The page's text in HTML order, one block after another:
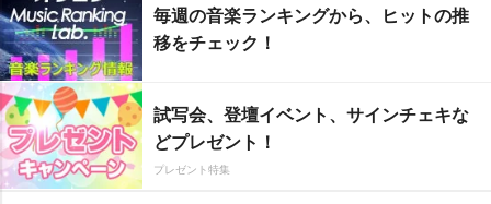
毎週の音楽ランキングから、ヒットの推
移をチェック！
試写会、登壇イベント、サインチェキな
どプレゼント！
プレゼント特集